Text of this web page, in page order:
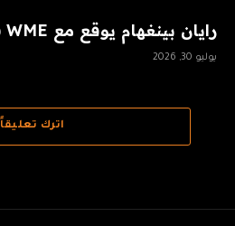
رايان بينغهام يوقع مع WME (حصريًا)
يوليو 30, 2026
اترك تعليقاً